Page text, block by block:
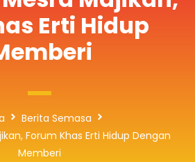
Erti Hidup
Berita Semasa
Forum Khas Erti Hidup Dengan
Memberi